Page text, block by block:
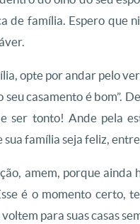
de família. Espero que
opte por andar pelo
seu casamento é bom”.
ser tonto! Ande pela
sua família seja feliz,
amem, porque ainda
é o momento certo,
para suas casas